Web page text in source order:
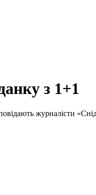
з 1+1
журналісти